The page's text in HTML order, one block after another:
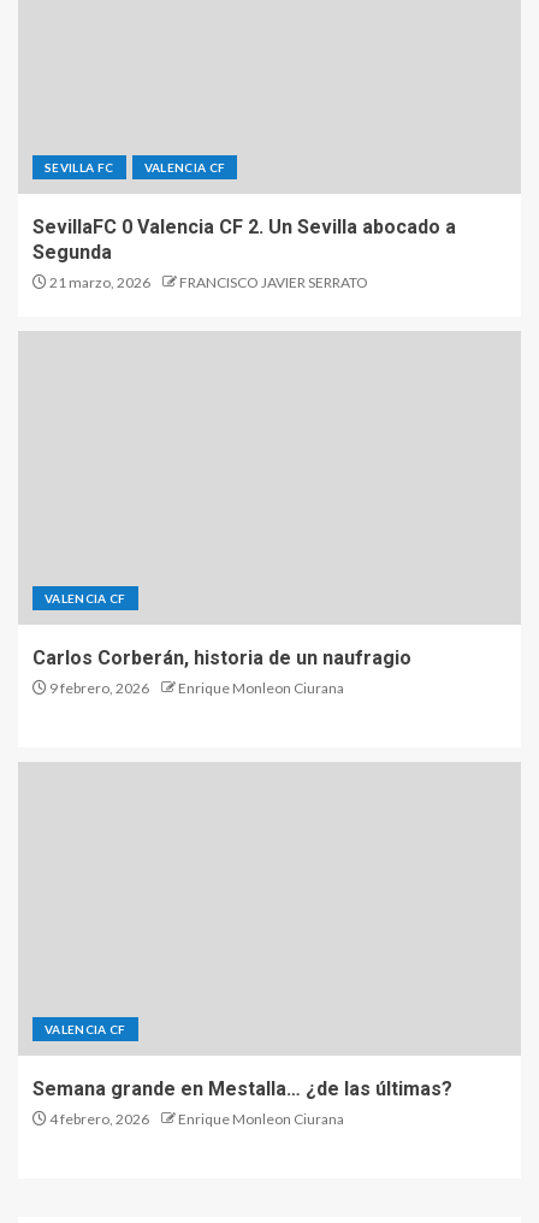
SEVILLA FC VALENCIA CF
SevillaFC 0 Valencia CF 2. Un Sevilla abocado a
Segunda
21 marzo, 2026 FRANCISCO JAVIER SERRATO
VALENCIA CF
Carlos Corberán, historia de un naufragio
9 febrero, 2026 Enrique Monleon Ciurana
VALENCIA CF
Semana grande en Mestalla… ¿de las últimas?
4 febrero, 2026 Enrique Monleon Ciurana